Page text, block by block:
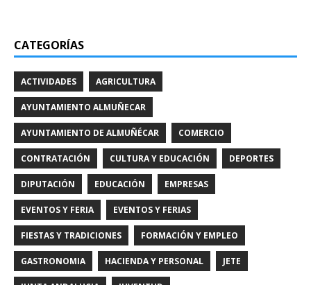
CATEGORÍAS
ACTIVIDADES AGRICULTURA
AYUNTAMIENTO ALMUÑECAR
AYUNTAMIENTO DE ALMUÑÉCAR COMERCIO
CONTRATACIÓN CULTURA Y EDUCACIÓN DEPORTES
DIPUTACIÓN EDUCACIÓN EMPRESAS
EVENTOS Y FERIA EVENTOS Y FERIAS
FIESTAS Y TRADICIONES FORMACIÓN Y EMPLEO
GASTRONOMIA HACIENDA Y PERSONAL JETE